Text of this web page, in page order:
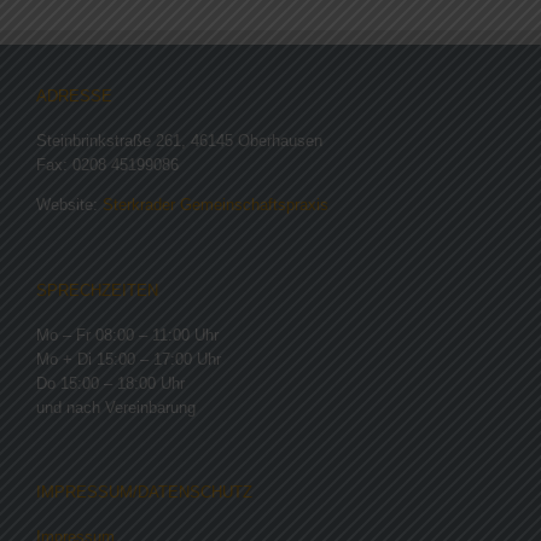
ADRESSE
Steinbrinkstraße 261, 46145 Oberhausen
Fax: 0208 45199086
Website: Sterkrader Gemeinschaftspraxis
SPRECHZEITEN
Mo – Fr 08:00 – 11:00 Uhr
Mo + Di 15:00 – 17:00 Uhr
Do 15:00 – 18:00 Uhr
und nach Vereinbarung
IMPRESSUM/DATENSCHUTZ
Impressum